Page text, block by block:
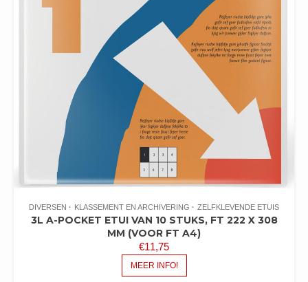
DIVERSEN KLASSEMENT EN ARCHIVERING ZELFKLEVENDE ETUIS
3L A-POCKET ETUI VAN 10 STUKS, FT 222 X 308
MM (VOOR FT A4)
€11,75
MEER INFO!